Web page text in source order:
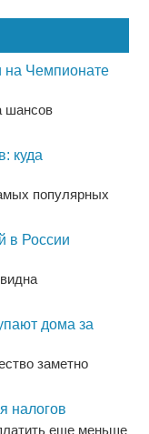
на Чемпионате
шансов
куда
популярных
в России
дома за
заметно
налогов
еще меньше